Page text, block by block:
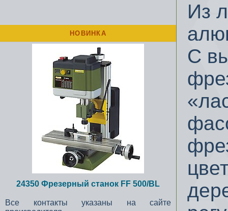
НОВИНКА
24350 Фрезерный станок FF 500/BL
Все контакты указаны на сайте
Из
С